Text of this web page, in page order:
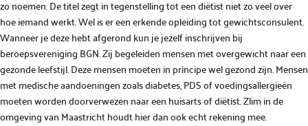
zo noemen. De titel zegt in tegenstelling tot een diëtist niet zo veel over
hoe iemand werkt. Wel is er een erkende opleiding tot gewichtsconsulent.
Wanneer je deze hebt afgerond kun je jezelf inschrijven bij
beroepsvereniging BGN. Zij begeleiden mensen met overgewicht naar een
gezonde leefstijl. Deze mensen moeten in principe wel gezond zijn. Mensen
met medische aandoeningen zoals diabetes, PDS of voedingsallergieën
moeten worden doorverwezen naar een huisarts of diëtist. Zlim in de
omgeving van Maastricht houdt hier dan ook echt rekening mee.